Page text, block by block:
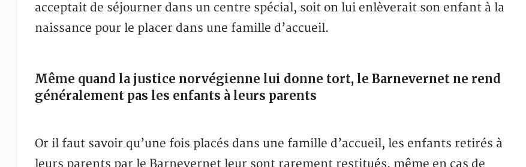
acceptait de séjourner dans un centre spécial, soit on lui enlèverait son enfant à la
naissance pour le placer dans une famille d’accueil.
Même quand la justice norvégienne lui donne tort, le Barnevernet ne rend
généralement pas les enfants à leurs parents
Or il faut savoir qu’une fois placés dans une famille d’accueil, les enfants retirés à
leurs parents par le Barnevernet leur sont rarement restitués, même en cas de